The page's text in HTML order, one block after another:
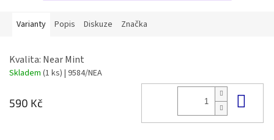
Varianty Popis Diskuze Značka
Kvalita: Near Mint
Skladem (1 ks) | 9584/NEA
590 Kč